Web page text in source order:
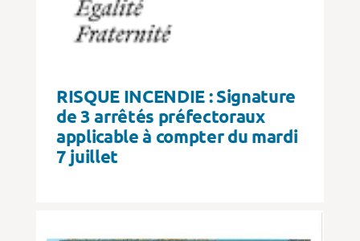
RISQUE INCENDIE : Signature
de 3 arrêtés préfectoraux
applicable à compter du mardi
7 juillet